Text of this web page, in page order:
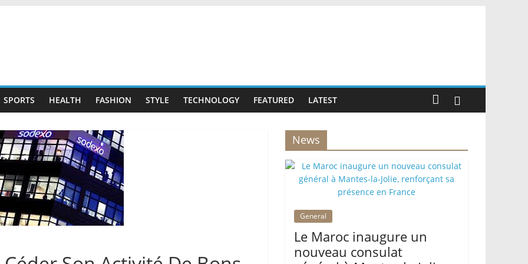
SPORTS HEALTH FASHION STYLE TECHNOLOGY FEATURED LATEST
News
General
Le Maroc inaugure un
nouveau consulat